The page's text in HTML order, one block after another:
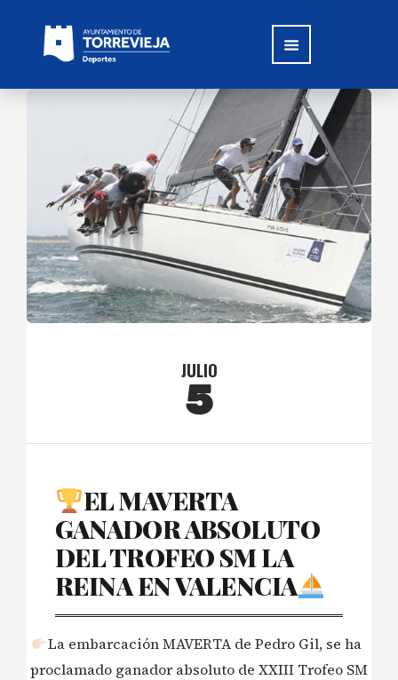
JULIO
5
EL MAVERTA
GANADOR ABSOLUTO
DEL TROFEO SM LA
REINA EN VALENCIA
La embarcación MAVERTA de Pedro Gil, se ha
proclamado ganador absoluto de XXIII Trofeo SM